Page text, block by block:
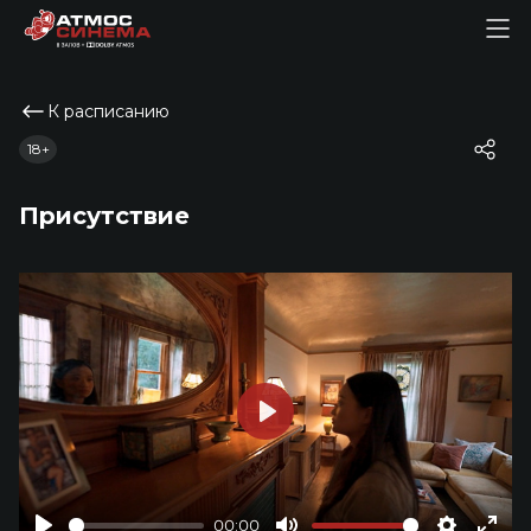
К расписанию
Присутствие
18+
00:00
Play